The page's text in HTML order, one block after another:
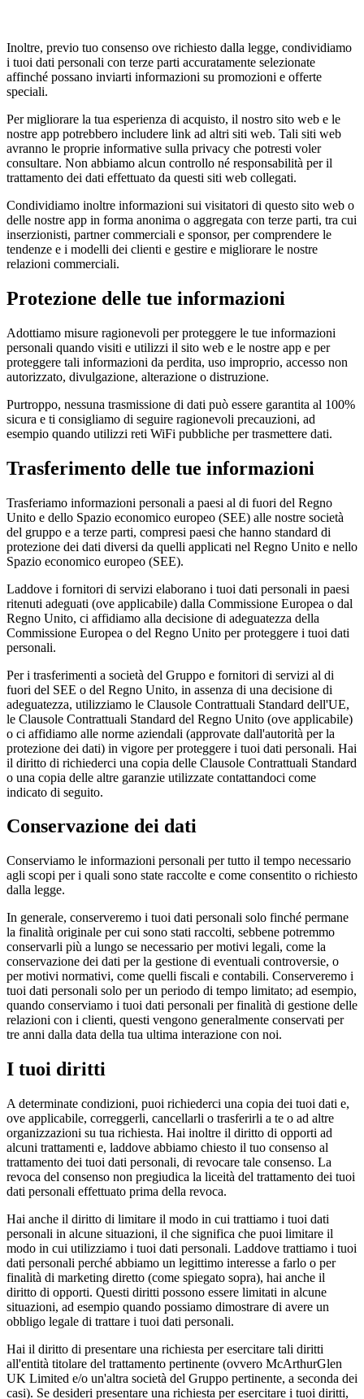
Inoltre, previo tuo consenso ove richiesto dalla legge, condividiamo
i tuoi dati personali con terze parti accuratamente selezionate
affinché possano inviarti informazioni su promozioni e offerte
speciali.
Per migliorare la tua esperienza di acquisto, il nostro sito web e le
nostre app potrebbero includere link ad altri siti web. Tali siti web
avranno le proprie informative sulla privacy che potresti voler
consultare. Non abbiamo alcun controllo né responsabilità per il
trattamento dei dati effettuato da questi siti web collegati.
Condividiamo inoltre informazioni sui visitatori di questo sito web o
delle nostre app in forma anonima o aggregata con terze parti, tra cui
inserzionisti, partner commerciali e sponsor, per comprendere le
tendenze e i modelli dei clienti e gestire e migliorare le nostre
relazioni commerciali.
Protezione delle tue informazioni
Adottiamo misure ragionevoli per proteggere le tue informazioni
personali quando visiti e utilizzi il sito web e le nostre app e per
proteggere tali informazioni da perdita, uso improprio, accesso non
autorizzato, divulgazione, alterazione o distruzione.
Purtroppo, nessuna trasmissione di dati può essere garantita al 100%
sicura e ti consigliamo di seguire ragionevoli precauzioni, ad
esempio quando utilizzi reti WiFi pubbliche per trasmettere dati.
Trasferimento delle tue informazioni
Trasferiamo informazioni personali a paesi al di fuori del Regno
Unito e dello Spazio economico europeo (SEE) alle nostre società
del gruppo e a terze parti, compresi paesi che hanno standard di
protezione dei dati diversi da quelli applicati nel Regno Unito e nello
Spazio economico europeo (SEE).
Laddove i fornitori di servizi elaborano i tuoi dati personali in paesi
ritenuti adeguati (ove applicabile) dalla Commissione Europea o dal
Regno Unito, ci affidiamo alla decisione di adeguatezza della
Commissione Europea o del Regno Unito per proteggere i tuoi dati
personali.
Per i trasferimenti a società del Gruppo e fornitori di servizi al di
fuori del SEE o del Regno Unito, in assenza di una decisione di
adeguatezza, utilizziamo le Clausole Contrattuali Standard dell'UE,
le Clausole Contrattuali Standard del Regno Unito (ove applicabile)
o ci affidiamo alle norme aziendali (approvate dall'autorità per la
protezione dei dati) in vigore per proteggere i tuoi dati personali. Hai
il diritto di richiederci una copia delle Clausole Contrattuali Standard
o una copia delle altre garanzie utilizzate contattandoci come
indicato di seguito.
Conservazione dei dati
Conserviamo le informazioni personali per tutto il tempo necessario
agli scopi per i quali sono state raccolte e come consentito o richiesto
dalla legge.
In generale, conserveremo i tuoi dati personali solo finché permane
la finalità originale per cui sono stati raccolti, sebbene potremmo
conservarli più a lungo se necessario per motivi legali, come la
conservazione dei dati per la gestione di eventuali controversie, o
per motivi normativi, come quelli fiscali e contabili. Conserveremo i
tuoi dati personali solo per un periodo di tempo limitato; ad esempio,
quando conserviamo i tuoi dati personali per finalità di gestione delle
relazioni con i clienti, questi vengono generalmente conservati per
tre anni dalla data della tua ultima interazione con noi.
I tuoi diritti
A determinate condizioni, puoi richiederci una copia dei tuoi dati e,
ove applicabile, correggerli, cancellarli o trasferirli a te o ad altre
organizzazioni su tua richiesta. Hai inoltre il diritto di opporti ad
alcuni trattamenti e, laddove abbiamo chiesto il tuo consenso al
trattamento dei tuoi dati personali, di revocare tale consenso. La
revoca del consenso non pregiudica la liceità del trattamento dei tuoi
dati personali effettuato prima della revoca.
Hai anche il diritto di limitare il modo in cui trattiamo i tuoi dati
personali in alcune situazioni, il che significa che puoi limitare il
modo in cui utilizziamo i tuoi dati personali. Laddove trattiamo i tuoi
dati personali perché abbiamo un legittimo interesse a farlo o per
finalità di marketing diretto (come spiegato sopra), hai anche il
diritto di opporti. Questi diritti possono essere limitati in alcune
situazioni, ad esempio quando possiamo dimostrare di avere un
obbligo legale di trattare i tuoi dati personali.
Hai il diritto di presentare una richiesta per esercitare tali diritti
all'entità titolare del trattamento pertinente (ovvero McArthurGlen
UK Limited e/o un'altra società del Gruppo pertinente, a seconda dei
casi). Se desideri presentare una richiesta per esercitare i tuoi diritti,